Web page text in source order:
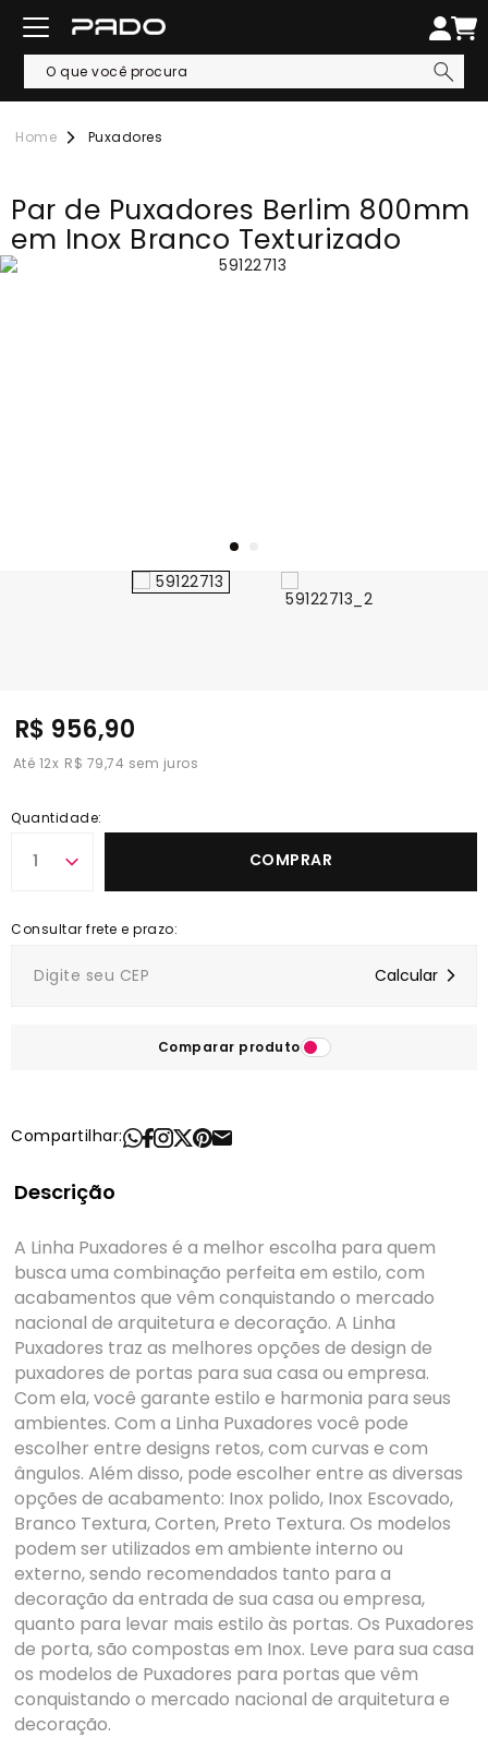
Puxadores
Par de Puxadores Berlim 800mm
em Inox Branco Texturizado
R$ 956,90
12x R$ 79,74
Quantidade:
1 COMPRAR
Comparar produto
Compartilhar:
Descrição
A Linha Puxadores é a melhor escolha para quem
busca uma combinação perfeita em estilo, com
acabamentos que vêm conquistando o mercado
nacional de arquitetura e decoração. A Linha
Puxadores traz as melhores opções de design de
puxadores de portas para sua casa ou empresa.
Com ela, você garante estilo e harmonia para seus
ambientes. Com a Linha Puxadores você pode
escolher entre designs retos, com curvas e com
ângulos. Além disso, pode escolher entre as diversas
opções de acabamento: Inox polido, Inox Escovado,
Branco Textura, Corten, Preto Textura. Os modelos
podem ser utilizados em ambiente interno ou
externo, sendo recomendados tanto para a
decoração da entrada de sua casa ou empresa,
quanto para levar mais estilo às portas. Os Puxadores
de porta, são compostas em Inox. Leve para sua casa
os modelos de Puxadores para portas que vêm
conquistando o mercado nacional de arquitetura e
decoração.